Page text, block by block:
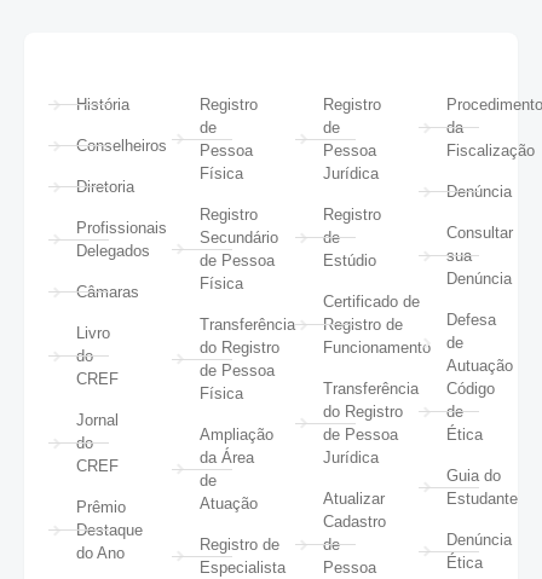
História
Conselheiros
Diretoria
Profissionais
Delegados
Câmaras
Livro
do
CREF
Jornal
do
CREF
Prêmio
Destaque
do Ano
Registro
de
Pessoa
Física
Registro
Secundário
de Pessoa
Física
Transferência
do Registro
de Pessoa
Física
Ampliação
da Área
de
Atuação
Registro de
Especialista
Registro
de
Pessoa
Jurídica
Registro
de
Estúdio
Certificado de
Registro de
Funcionamento
Transferência
do Registro
de Pessoa
Jurídica
Atualizar
Cadastro
de
Pessoa
da
Fiscalização
Denúncia
Consultar
sua
Denúncia
Defesa
de
Autuação
Código
de
Ética
Guia do
Estudante
Denúncia
Ética